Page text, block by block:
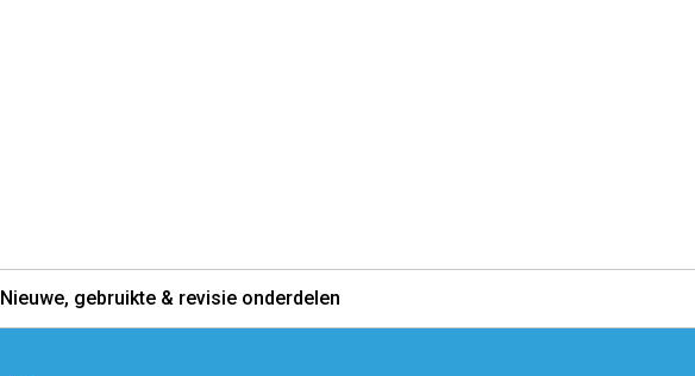
Nieuwe, gebruikte & revisie onderdelen